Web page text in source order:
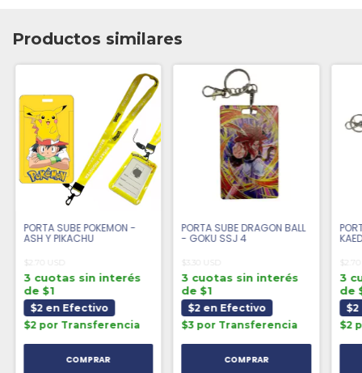
Productos similares
PORTA SUBE POKEMON -
ASH Y PIKACHU
$2.70 USD
3 cuotas sin interés
de $1
$2 en Efectivo
$2 por Transferencia
PORTA SUBE DRAGON BALL
- GOKU SSJ 4
$3.30 USD
3 cuotas sin interés
de $1
$2 en Efectivo
$3 por Transferencia
3
de
$2